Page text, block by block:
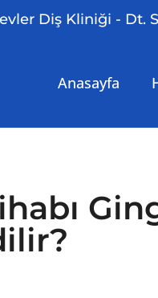
Diş Kliniği - Dt.
Anasayfa